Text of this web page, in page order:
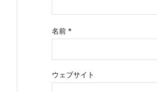
名前 *
ウェブサイト